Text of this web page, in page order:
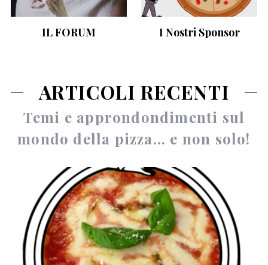
IL FORUM I Nostri Sponsor
ARTICOLI RECENTI
Temi e approndondimenti sul
mondo della pizza... e non solo!